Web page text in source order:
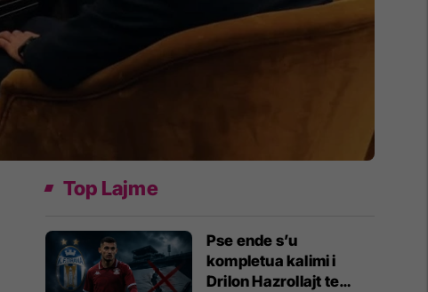
Top Lajme
Pse ende s’u
kompletua kalimi i
Drilon Hazrollajt te